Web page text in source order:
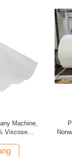
Kering